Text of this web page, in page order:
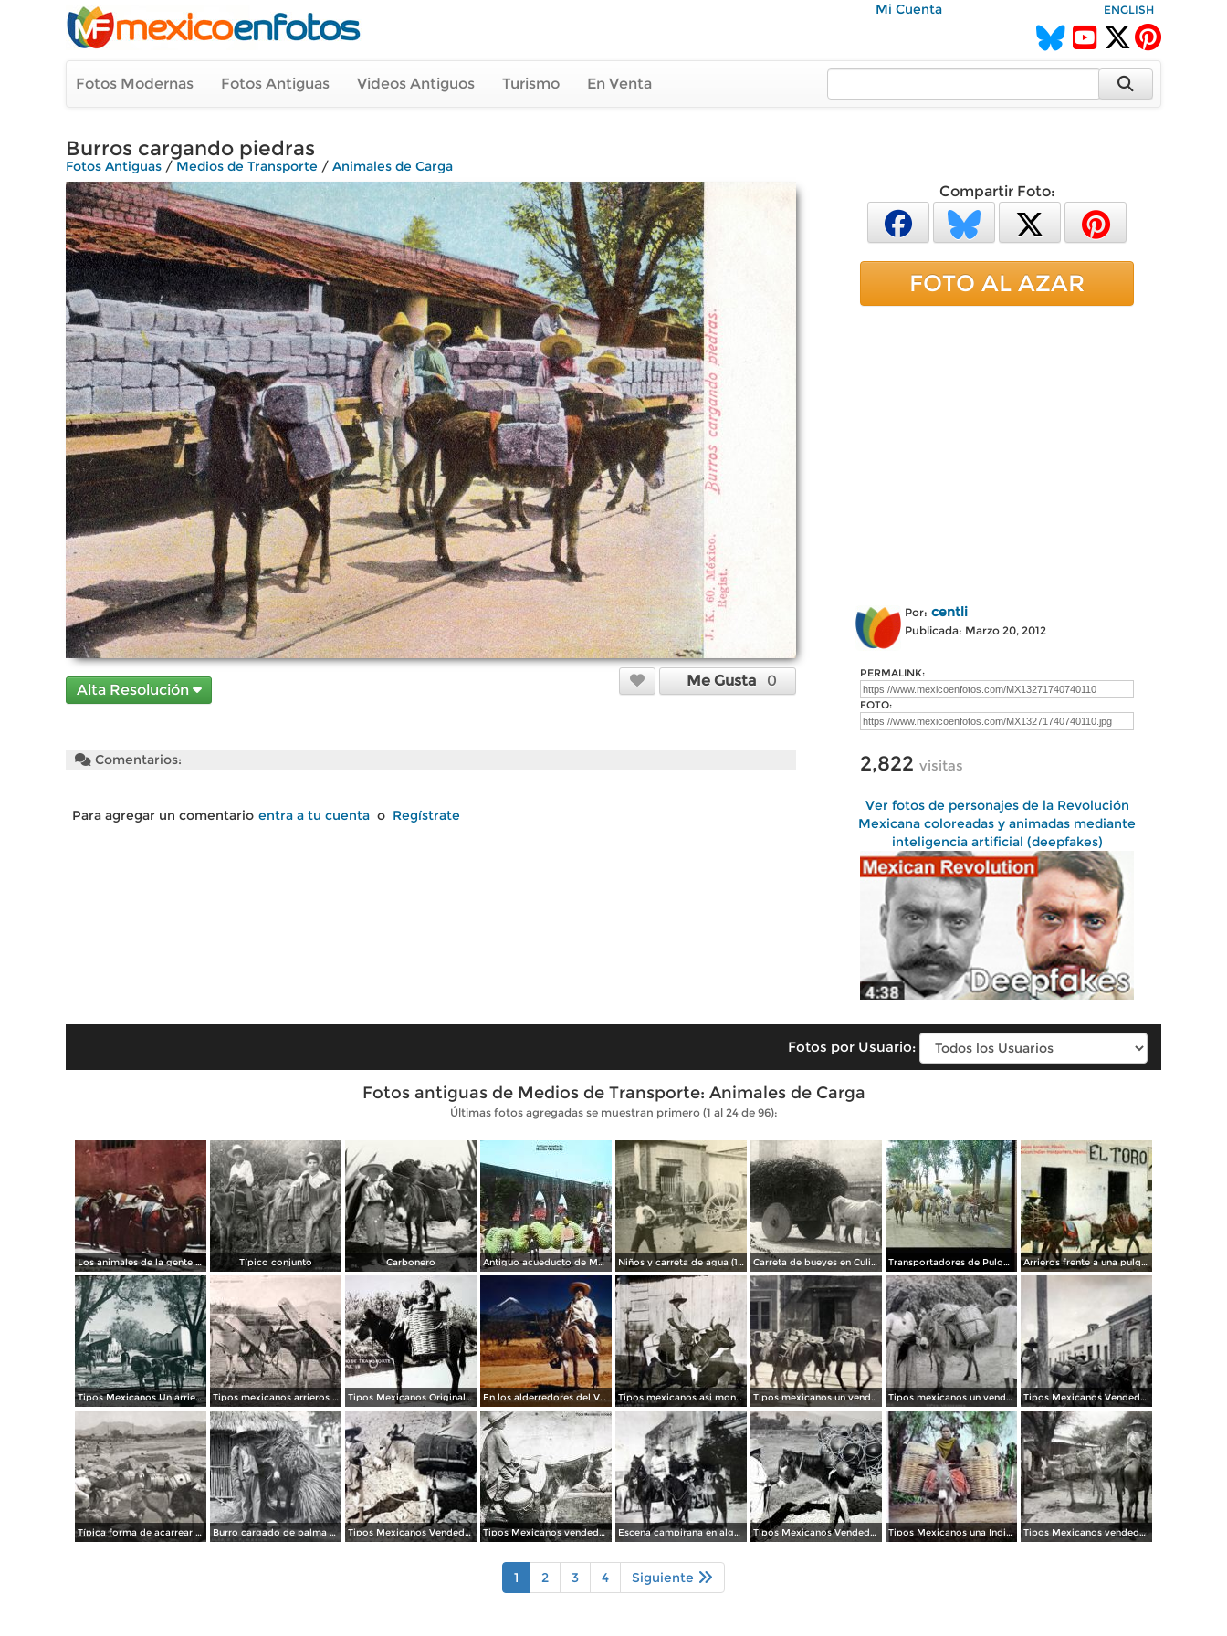
Mi Cuenta ENGLISH
Fotos Modernas Fotos Antiguas Videos Antiguos Turismo En Venta
Burros cargando piedras
Fotos Antiguas / Medios de Transporte / Animales de Carga
Alta Resolución
Me Gusta 0
Comentarios:
Para agregar un comentario entra a tu cuenta o Regístrate
Compartir Foto:
FOTO AL AZAR
Por: centli
Publicada: Marzo 20, 2012
PERMALINK:
FOTO:
2,822 visitas
Ver fotos de personajes de la Revolución
Mexicana coloreadas y animadas mediante
inteligencia artificial (deepfakes)
Fotos por Usuario:
Fotos antiguas de Medios de Transporte: Animales de Carga
Últimas fotos agregadas se muestran primero (1 al 24 de 96):
Los animales de la gente pobre Típico conjunto Carbonero Antiguo acueducto de Morelia Michoacán. Niños y carreta de agua (1908) Carreta de bueyes en Culiacán Transportadores de Pulque por La Calzada de Tlalpan ( Fechada en 1922 ). Arrieros frente a una pulquería llamada El Toro
Tipos Mexicanos Un arriero de Amecameca, Edo. de México. Tipos mexicanos arrieros cargando madera. Tipos Mexicanos Original medio de transporte. En los alderredores del Volcan Citlaltepetl o Pico de Orizaba Veracruz . Tipos mexicanos asi montan los toros.. Tipos mexicanos un vendedor de lena. Tipos mexicanos un vendedor de Oaxaca. Tipos Mexicanos Vendedor de agua.
Típica forma de acarrear agua Burro cargado de palma para techar Tipos Mexicanos Vendedor de carbon. Tipos Mexicanos vendedor leche Ciudad de México. Escena campirana en alguna Hacienda. Tipos Mexicanos Vendedor de loza. Tipos Mexicanos una India de viaje ( Circulada el 18 de Septiembre de 1925 ) Tipos Mexicanos vendedor de huevos.
1 2 3 4 Siguiente